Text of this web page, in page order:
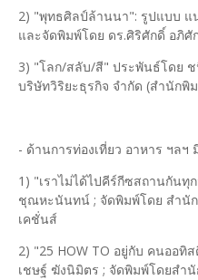
2) "พุทธศิลป์ล้านนา": รูปแบบ แ
และจัดพิมพ์โดย ดร.ศิริศักดิ์ อภิศั
3) "โลก/สลับ/สี" ประพันธ์โดย
บริษัทวิริยะธุรกิจ จำกัด (สำนักพิ
- ด้านการท่องเที่ยว อาหาร ฯลฯ
1) "เราไม่ได้ไปคีร์กีซสถานกัน
ชุณหะนันทน์ ; จัดพิมพ์โดย สำนั
เคชั่นส์
2) "25 HOW TO อยู่กับ คนออทิ
เชษฐ์ ฆังนิมิตร ; จัดพิมพ์โดยสำ